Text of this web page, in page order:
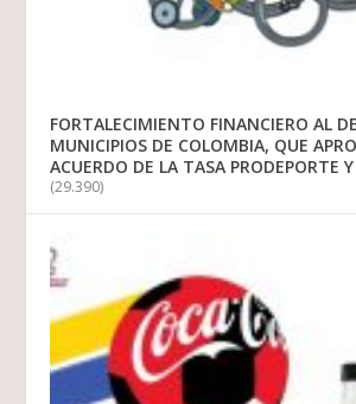
FORTALECIMIENTO FINANCIERO AL
MUNICIPIOS DE COLOMBIA, QUE
ACUERDO DE LA TASA PRODEPORTE
(29.390)